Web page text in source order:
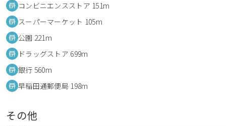
コンビニエンスストア 151m
スーパーマーケット 105m
公園 221m
ドラッグストア 699m
銀行 560m
早稲田通郵便局 198m
その他